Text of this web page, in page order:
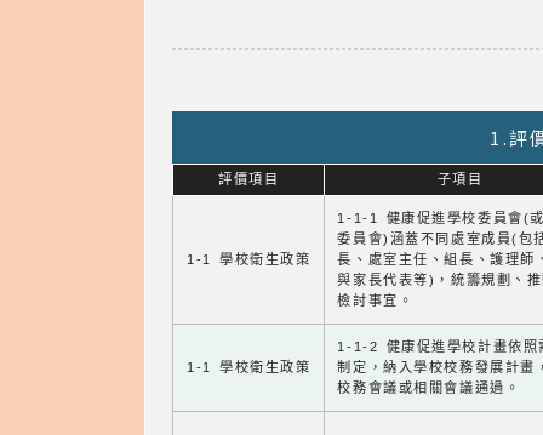
1.評
評價項目 子項目
1-1 學校衛生政策
1-1-1 健康促進學校委員會(
委員會)涵蓋不同處室成員(包
長、處室主任、組長、護理師
與家長代表等)，統籌規劃、
檢討事宜。
1-1 學校衛生政策
1-1-2 健康促進學校計畫依照
制定，納入學校校務發展計畫
校務會議或相關會議通過。